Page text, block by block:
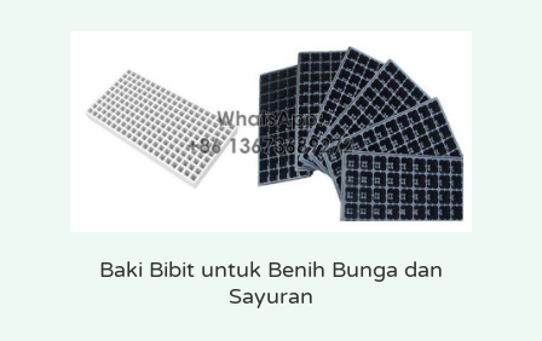
Baki Bibit untuk Benih Bunga dan
Sayuran